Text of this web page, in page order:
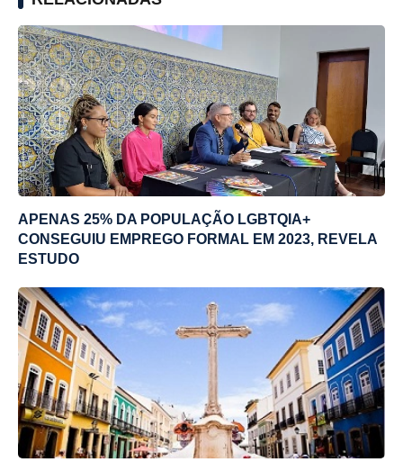
APENAS 25% DA POPULAÇÃO LGBTQIA+
CONSEGUIU EMPREGO FORMAL EM 2023, REVELA
ESTUDO